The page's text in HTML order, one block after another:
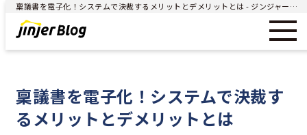
稟議書を電子化！システムで決裁するメリットとデメリットとは - ジンジャー（jinjer）｜統合型人事システム
稟議書を電子化！システムで決裁す
るメリットとデメリットとは